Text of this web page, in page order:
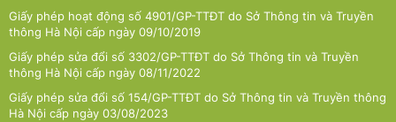
Giấy phép hoạt động số 4901/GP-TTĐT do Sở Thông tin và Truyền
thông Hà Nội cấp ngày 09/10/2019
Giấy phép sửa đổi số 3302/GP-TTĐT do Sở Thông tin và Truyền
thông Hà Nội cấp ngày 08/11/2022
Giấy phép sửa đổi số 154/GP-TTĐT do Sở Thông tin và Truyền thông
Hà Nội cấp ngày 03/08/2023